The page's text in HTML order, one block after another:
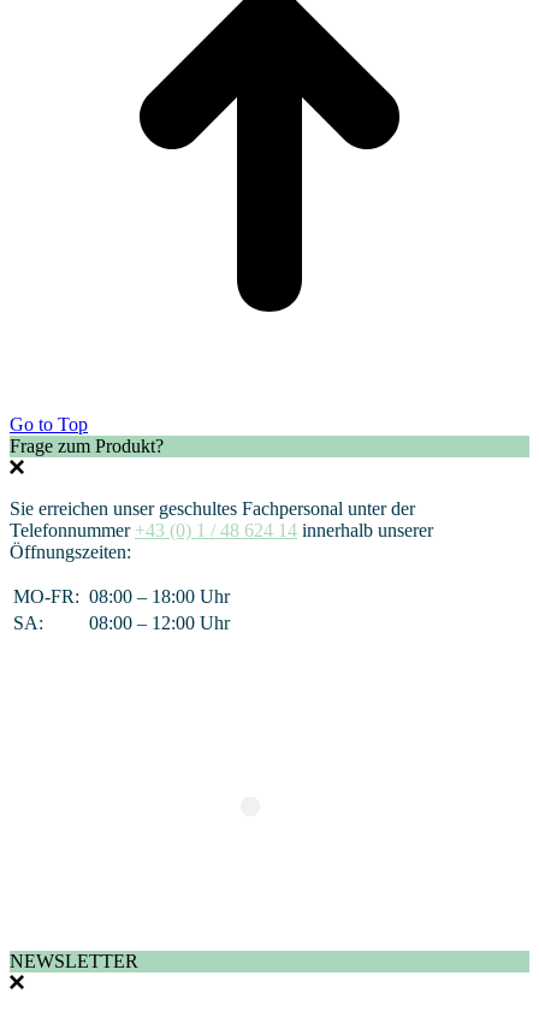
Go to Top
Frage zum Produkt?
Sie erreichen unser geschultes Fachpersonal unter der
Telefonnummer +43 (0) 1 / 48 624 14 innerhalb unserer
Öffnungszeiten:
MO-FR: 08:00 – 18:00 Uhr
SA:
08:00 – 12:00 Uhr
NEWSLETTER